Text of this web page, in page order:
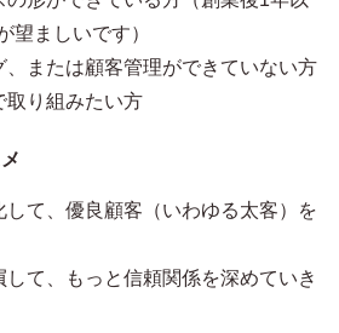
望ましいです）
または顧客管理ができていない方
取り組みたい方
て、優良顧客（いわゆる太客）を
て、もっと信頼関係を深めていき